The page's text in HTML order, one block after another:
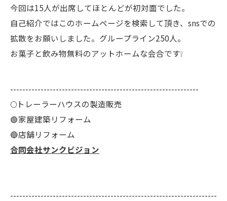
今回は15人が出席してほとんどが初対面でした。
自己紹介ではこのホームページを検索して頂き、snsでの
拡散をお願いしました。グループライン250人。
お菓子と飲み物無料のアットホームな会合です❕
--------------------------------------------------------------
🌕️トレーラーハウスの製造販売
🟢家屋建築リフォーム
🔵店舗リフォーム
合同会社サンクビジョン
--------------------------------------------------------------------